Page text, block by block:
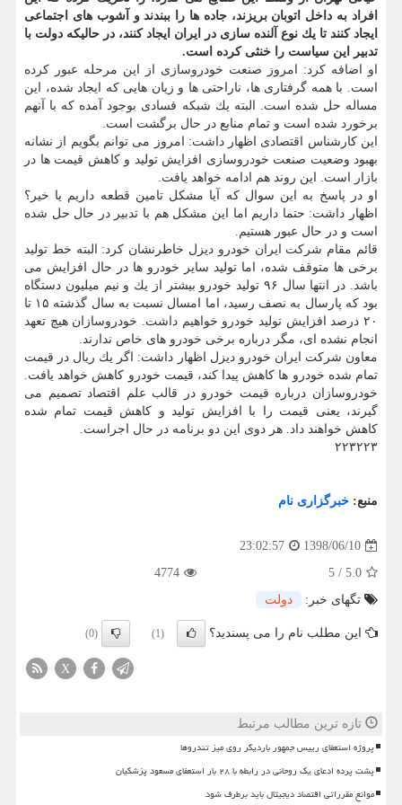
افراد به داخل اتوبان بریزند، جاده ها را ببندند و آشوب های اجتماعی
ایجاد كنند تا یك نوع آلنده سازی در ایران ایجاد كنند، در حالیكه دولت با
تدبیر این سیاست را خنثی كرده است.
او اضافه كرد: امروز صنعت خودروسازی از این مرحله عبور كرده
است. با همه گرفتاری ها، ناراحتی ها و زیان هایی كه ایجاد شده، این
مساله حل شده است. البته یك شبكه فسادی بوجود آمده كه با آنهم
برخورد شده است و تمام منابع در حال برگشت است.
این كارشناس اقتصادی اظهار داشت: امروز می توانم بگویم از نشانه
بهبود وضعیت صنعت خودروسازی افزایش تولید و كاهش قیمت ها در
بازار است. این روند هم ادامه خواهد یافت.
او در پاسخ به این سوال كه آیا مشكل تامین قطعه داریم یا خیر؟
اظهار داشت: حتما داریم اما این مشكل هم با تدبیر در حال حل شده
است و در حال عبور هستیم.
قائم مقام شركت ایران خودرو دیزل خاطرنشان كرد: البته خط تولید
برخی ها متوقف شده، اما تولید سایر خودرو ها در حال افزایش می
باشد. در انتها سال ۹۶ تولید خودرو بیشتر از یك و نیم میلیون دستگاه
بود كه پارسال به نصف رسید، اما امسال نسبت به سال گذشته ۱۵ تا
۲۰ درصد افزایش تولید خودرو خواهیم داشت. خودروسازان هیچ تعهد
انجام نشده ای، مگر درباره برخی خودرو های خاص ندارند.
معاون شركت ایران خودرو دیزل اظهار داشت: اگر یك ریال در قیمت
تمام شده خودرو ها كاهش پیدا كند، قیمت خودرو كاهش خواهد یافت.
خودروسازان درباره قیمت خودرو در قالب علم اقتصاد تصمیم می
گیرند، یعنی قیمت را با افزایش تولید و كاهش قیمت تمام شده
كاهش خواهند داد. هر دوی این دو برنامه در حال اجراست.
۲۲۳۲۲۳
منبع: خبرگزاری نام
1398/06/10
23:02:57
5.0
/
5
4774
تگهای خبر:
دولت
این مطلب نام را می پسندید؟ (1)
(0)
X
تازه ترین مطالب مرتبط
پروژه استعفای رییس جمهور باردیگر روی میز تندروها
پشت پرده ادعای یک روحانی در رابطه با ۲۸ بار استعفای مسعود پزشکیان
موانع مقرراتی اقتصاد دیجیتال باید برطرف شود